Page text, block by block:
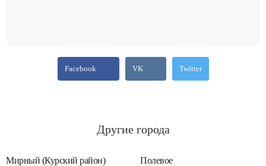
Facebook VK Twitter
Другие города
Мирный (Курский район) Полевое